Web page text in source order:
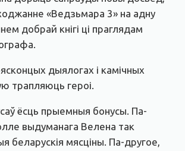
«Ведзьмара 3» на адну
добрай кнігі ці праглядам
дыялогах і камічных
трапляюць героі.
ёсць прыемныя бонусы. Па-
выдуманага Велена так
беларускія мясціны. Па-другое,